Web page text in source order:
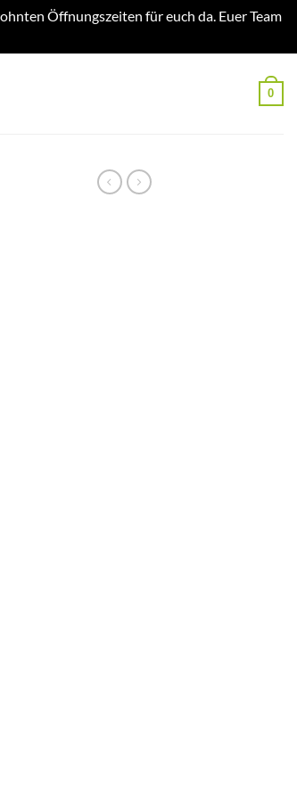
Öffnungszeiten für euch da. Euer Team
0